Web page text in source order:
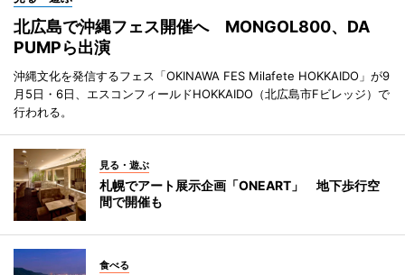
北広島で沖縄フェス開催へ MONGOL800、DA
PUMPら出演
沖縄文化を発信するフェス「OKINAWA FES Milafete HOKKAIDO」が9
月5日・6日、エスコンフィールドHOKKAIDO（北広島市Fビレッジ）で
行われる。
見る・遊ぶ
札幌でアート展示企画「ONEART」 地下歩行空
間で開催も
食べる